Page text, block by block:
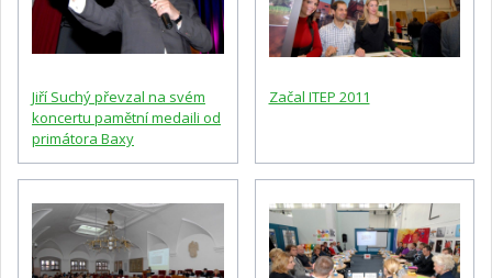
Jiří Suchý převzal na svém
koncertu pamětní medaili od
primátora Baxy
Začal ITEP 2011